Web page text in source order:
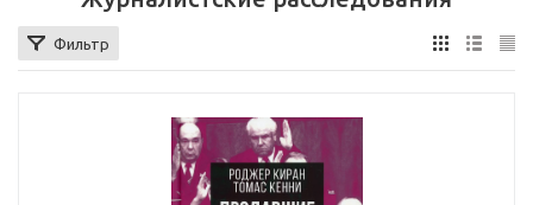
Фильтр